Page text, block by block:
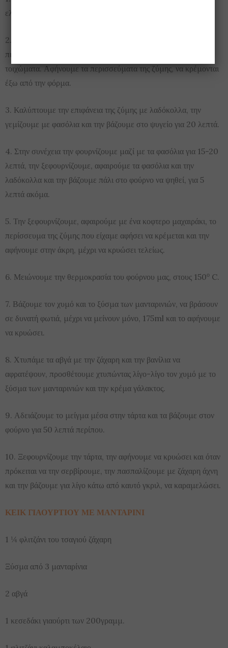
ελαφρώς μια ταρτιέρα, ή ρηχό ταψάκι Φ 20 εκατοστών.
2. Απλώνουμε το έτοιμο φύλλο της ζύμης στην ταρτιέρα και το
πιέζουμε με τα δάχτυλα μας, να αγκαλιάσει τα εσωτερικά της
τοιχώματα. Αφήνουμε τα περισσεύματα της ζύμης, να κρέμονται
έξω από την φόρμα.
3. Καλύπτουμε την επιφάνεια της ζύμης με λαδόκολλα, την
γεμίζουμε με φασόλια και την βάζουμε στο ψυγείο για 20 λεπτά.
4. Στην συνέχεια την φουρνίζουμε μαζί με τα φασόλια για 15-20
λεπτά, την ξεφουρνίζουμε, αφαιρούμε τα φασόλια και την
λαδόκολλα και την βάζουμε πάλι στο φούρνο να ψηθεί, για 5
λεπτά ακόμα.
5. Την ξεφουρνίζουμε, αφαιρούμε με ένα κοφτερο μαχαιράκι, το
περίσσευμα της ζύμης που είχαμε αφήσει να κρέμεται και την
αφήνουμε στην άκρη, μέχρι να κρυώσει τελείως.
6. Μειώνουμε την θερμοκρασία του φούρνου μας, στους 150ο C.
7. Βάζουμε τον χυμό και το ξύσμα των μανταρινιών, να βράσουν
σε δυνατή φωτιά, μέχρι να μείνουν μόνο, 175ml και το αφήνουμε
να κρυώσει.
8. Χτυπάμε τα αβγά με την ζάχαρη και την βανίλια να
αφρατέψουν, προσθέτουμε χτυπώντας λίγο-λίγο τον χυμό με το
ξύσμα των μανταρινιών και την κρέμα γάλακτος.
9. Αδειάζουμε το μείγμα μέσα στην τάρτα και τα βάζουμε στον
φούρνο για 50 λεπτά περίπου.
10. Ξεφουρνίζουμε την τάρτα, την αφήνουμε να κρυώσει και όταν
πρόκειται να την σερβίρουμε, την πασπαλίζουμε με ζάχαρη άχνη
και την βάζουμε για λίγο κάτω από καυτό γκριλ, να καραμελώσει.
ΚΕΙΚ ΓΙΑΟΥΡΤΙΟΥ ΜΕ ΜΑΝΤΑΡΙΝΙ
1 ¼ φλιτζάνι του τσαγιού ζάχαρη
Ξύσμα από 3 μανταρίνια
2 αβγά
1 κεσεδάκι γιαούρτι των 200γραμμ.